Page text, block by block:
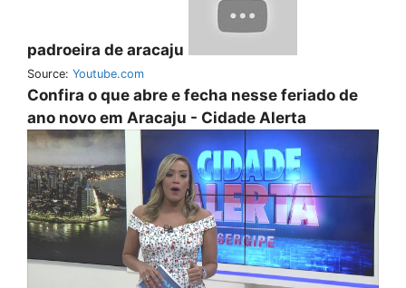
padroeira de aracaju
Source: Youtube.com
Confira o que abre e fecha nesse feriado de
ano novo em Aracaju - Cidade Alerta